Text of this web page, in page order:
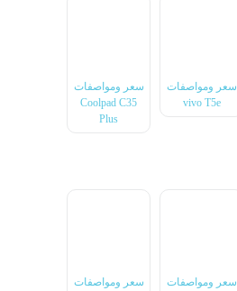
سعر ومواصفات
vivo T5e
سعر ومواصفات
Coolpad C35
Plus
سعر ومواصفات
سعر ومواصفات